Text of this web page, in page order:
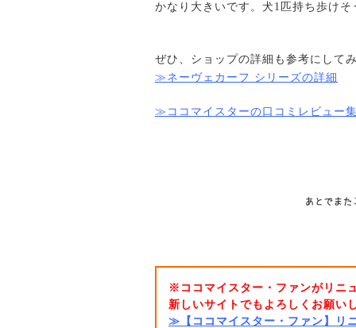
かなり大きいです。犬1匹持ち歩けそ
ぜひ、ショップの詳細も参考にして
≫ネーヴェカーフ シリーズの詳細
≫ココマイスターの口コミレビュー
※ココマイスター・ファンがリニ
新しいサイトでもよろしくお願い
≫【ココマイスター・ファン】リ